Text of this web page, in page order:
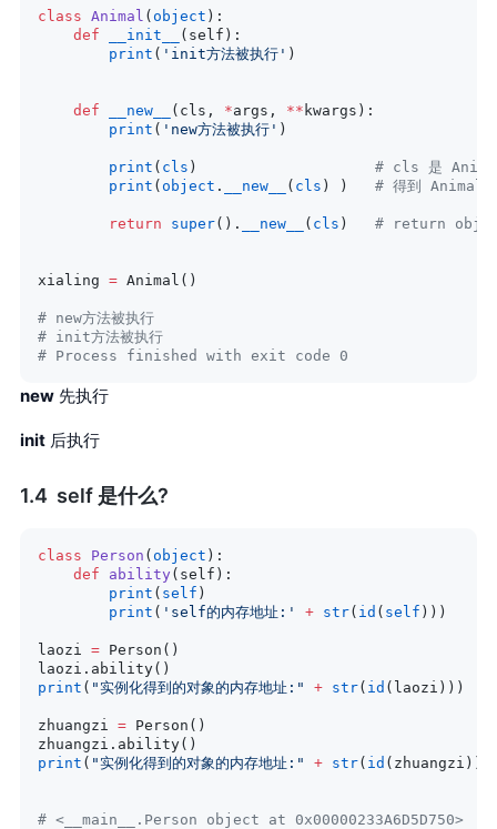
class Animal ( object ):
    def
__init__
(self):
        print
( 'init方法被执行' )
    def
__new__ (cls, *args, ** kwargs):
        print
( 'new方法被执行' )
        print
( cls ) # cls 是
        print
( object . __new__ ( cls ) ) # 得到
        return
super(). __new__ ( cls ) # return
xialing = Animal()
# new方法被执行
# init方法被执行
# Process finished with exit code 0
new 先执行
init 后执行
self 是什么?
class Person ( object ):
    def
ability (self):
        print
( self )
        print
( 'self的内存地址:' + str( id ( self )))
laozi = Person()
laozi.ability()
print ( "实例化得到的对象的内存地址:" + str( id (laozi)))
zhuangzi = Person()
zhuangzi.ability()
print ( "实例化得到的对象的内存地址:" + str( id (zhuangzi)))
# <__main__.Person object at 0x00000233A6D5D750>